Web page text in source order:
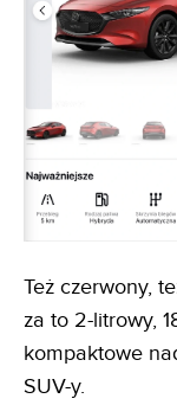
Też czerwony,
za to 2-litrowy,
kompaktowe
SUV-y.